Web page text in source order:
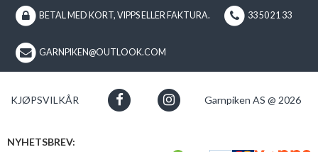
BETAL MED KORT, VIPPS ELLER FAKTURA. 33 50 21 33
GARNPIKEN@OUTLOOK.COM
KJØPSVILKÅR Garnpiken AS @ 2026
NYHETSBREV: